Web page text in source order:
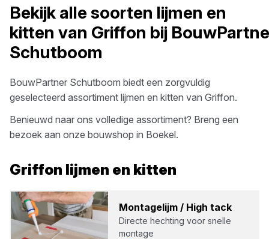
Bekijk alle soorten lijmen en
kitten van Griffon bij
Schutboom
BouwPartner Schutboom biedt een zorgvuldig
geselecteerd assortiment lijmen en kitten van Griffon.
Benieuwd naar ons volledige assortiment? Breng een
bezoek aan onze bouwshop in Boekel.
Griffon lijmen en kitten
Mon­ta­ge­lijm / High tack
Directe hechting voor snelle
montage